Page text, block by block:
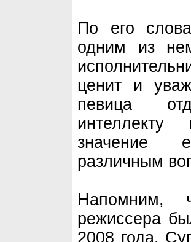
По его
одним из
ценит и
певица
значение
различным
Напомним,
режиссера
2008 года.